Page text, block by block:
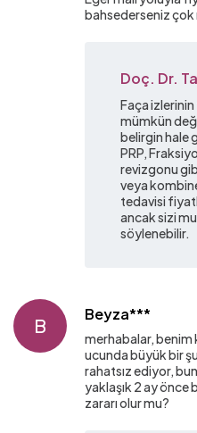
bahsederseniz
Doç. Dr.
Faça
mümkün
belirgin hale
PRP,
revizgonu
veya
tedavisi
ancak sizi
söylenebilir.
B
Beyza***
merhabalar,
ucunda büyük bir
rahatsız ediyor,
yaklaşık 2 ay
zararı olur mu?